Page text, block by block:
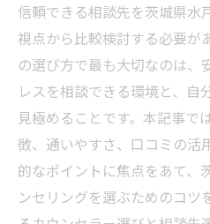
信頼できる相談先を茨城県水
視点から比較検討する必要が
の選び方で最も大切なのは、
レスを相談できる環境と、自
見極めることです。本記事で
徴、通いやすさ、口コミの活
的なポイントに焦点をあて、
ンセリングを選ぶためのコツ